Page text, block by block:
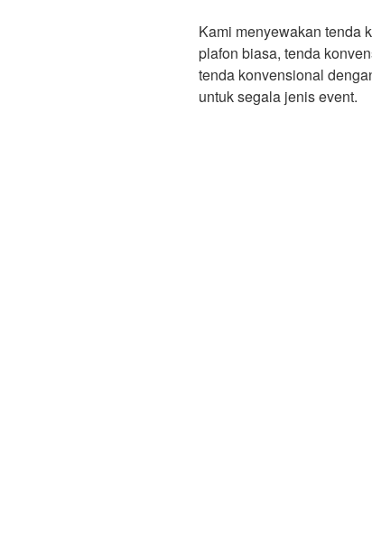
Kami menyewakan tenda
plafon biasa, tenda
tenda konvensional
untuk segala jenis event.